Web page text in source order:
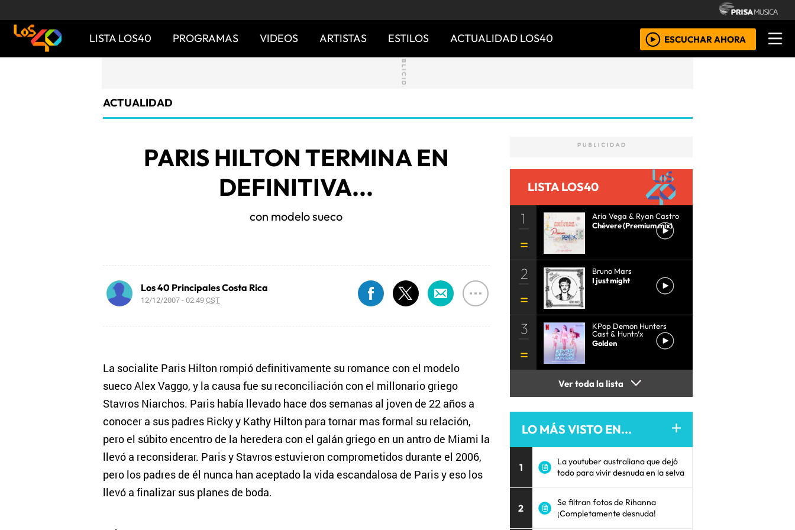
LISTA LOS40 PROGRAMAS VIDEOS ARTISTAS ESTILOS ACTUALIDAD LOS40 ESCUCHAR AHORA
ACTUALIDAD
PARIS HILTON TERMINA EN
DEFINITIVA...
con modelo sueco
Los 40 Principales Costa Rica
12/12/2007 - 02:49CST
La socialite Paris Hilton rompió definitivamente su romance con el modelo
sueco Alex Vaggo, y la causa fue su reconciliación con el millonario griego
Stavros Niarchos. Paris había llevado hace dos semanas al joven de 22 años a
conocer a sus padres Ricky y Kathy Hilton para tornar mas formal su relación,
pero el súbito encentro de la heredera con el galán griego en un antro de Miami la
llevó a reconsiderar. Paris y Stavros estuvieron comprometidos durante el 2006,
pero los padres de él nunca han aceptado la vida escandalosa de Paris y eso los
llevó a finalizar sus planes de boda.
LISTA LOS40
1
Aria Vega & Ryan Castro
Chévere (Premium mix)
2
Bruno Mars
I just might
3
KPop Demon Hunters
Cast & Huntr/x
Golden
Ver toda la lista
LO MÁS VISTO EN...
1
La youtuber australiana que dejó
todo para vivir desnuda en la selva
2
Se filtran fotos de Rihanna
¡Completamente desnuda!